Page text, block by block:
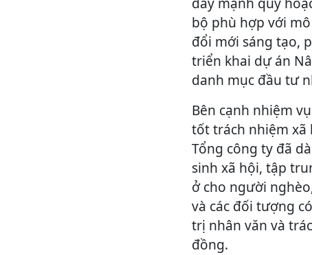
bộ phù hợp với
đổi mới sáng tạo,
triển khai dự án
danh mục đầu tư
Bên cạnh nhiệm
tốt trách nhiệm xã
Tổng công ty đã
sinh xã hội, tập
ở cho người
và các đối tượng
trị nhân văn và
đồng.